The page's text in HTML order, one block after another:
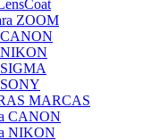
ZOOM
CANON
NIKON
SIGMA
MARCAS
CANON
NIKON